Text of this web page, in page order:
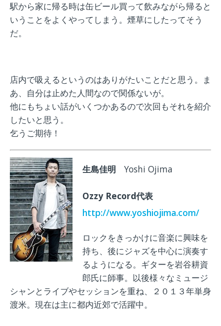
駅から家に帰る時は缶ビール買って飲みながら帰ると
いうことをよくやってしまう。煙草にしたってそう
だ。
店内で吸えるというのはありがたいことだと思う。ま
あ、自分は止めた人間なので関係ないが。
他にもちょい話がいくつかあるので次回もそれを紹介
したいと思う。
乞うご期待！
生島佳明Yoshi Ojima
Ozzy Record代表
http://www.yoshiojima.com/
ロックをきっかけに音楽に興味を
持ち、後にジャズを中心に演奏す
るようになる。ギターを岩谷耕資
郎氏に師事。以後様々なミュージ
シャンとライブやセッションを重ね、２０１３年単身
渡米。現在は主に都内近郊で活躍中。